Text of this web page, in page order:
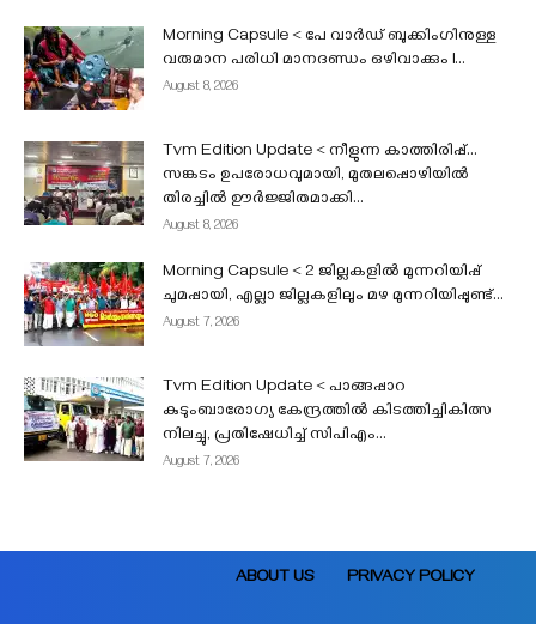
Morning Capsule < പേ വാർഡ് ബുക്കിംഗിനുള്ള
വരുമാന പരിധി മാനദണ്ഡം ഒഴിവാക്കും I...
August 8, 2026
Tvm Edition Update < നീളുന്ന കാത്തിരിപ്പ്…
സങ്കടം ഉപരോധവുമായി, മുതലപ്പൊഴിയിൽ
തിരച്ചിൽ ഊർജ്ജിതമാക്കി...
August 8, 2026
Morning Capsule < 2 ജില്ലകളിൽ മുന്നറിയിപ്പ്
ചുമപ്പായി, എല്ലാ ജില്ലകളിലും മഴ മുന്നറിയിപ്പുണ്ട്...
August 7, 2026
Tvm Edition Update < പാങ്ങപ്പാറ
കുടുംബാരോഗ്യ കേന്ദ്രത്തിൽ കിടത്തിച്ചികിത്സ
നിലച്ചു, പ്രതിഷേധിച്ച് സിപിഎം...
August 7, 2026
ABOUT US PRIVACY POLICY